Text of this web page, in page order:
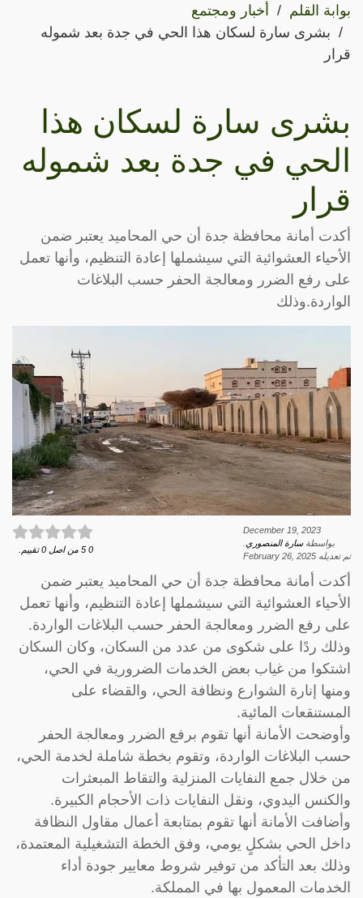
بوابة القلم
أخبار ومجتمع
بشرى سارة لسكان هذا الحي في جدة بعد شموله
قرار
بشرى سارة لسكان هذا
الحي في جدة بعد شموله
قرار
أكدت أمانة محافظة جدة أن حي المحاميد يعتبر ضمن
الأحياء العشوائية التي سيشملها إعادة التنظيم، وأنها تعمل
على رفع الضرر ومعالجة الحفر حسب البلاغات
الواردة.وذلك
December 19, 2023
بواسطةسارة المنصوري
تم تعديله February 26, 2025
0
5 من اصل 0 تقييم.
أكدت أمانة محافظة جدة أن حي المحاميد يعتبر ضمن
الأحياء العشوائية التي سيشملها إعادة التنظيم، وأنها تعمل
على رفع الضرر ومعالجة الحفر حسب البلاغات الواردة.
وذلك ردًا على شكوى من عدد من السكان، وكان السكان
اشتكوا من غياب بعض الخدمات الضرورية في الحي،
ومنها إنارة الشوارع ونظافة الحي، والقضاء على
المستنقعات المائية.
وأوضحت الأمانة أنها تقوم برفع الضرر ومعالجة الحفر
حسب البلاغات الواردة، وتقوم بخطة شاملة لخدمة الحي،
من خلال جمع النفايات المنزلية والتقاط المبعثرات
والكنس اليدوي، ونقل النفايات ذات الأحجام الكبيرة.
وأضافت الأمانة أنها تقوم بمتابعة أعمال مقاول النظافة
داخل الحي بشكلٍ يومي، وفق الخطة التشغيلية المعتمدة،
وذلك بعد التأكد من توفير شروط معايير جودة أداء
الخدمات المعمول بها في المملكة.